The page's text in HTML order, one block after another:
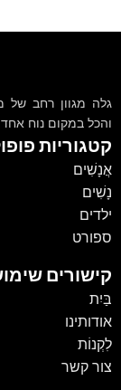
גלה מגוון רחב של
והכל במקום נוח אחד.
קטגוריות
אֲנָשִׁים
נָשִׁים
ילדים
ספורט
קישורים
בַּיִת
אודותינו
לִקְנוֹת
צור קשר